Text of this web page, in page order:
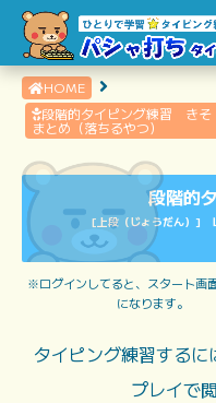
HOME
段階的タイピング練習 き
まとめ（落ちるやつ）
段階的
[上段（じょうだん）]
※ログインしてると、スタート画
になります。
タイピング練習する
プレイで